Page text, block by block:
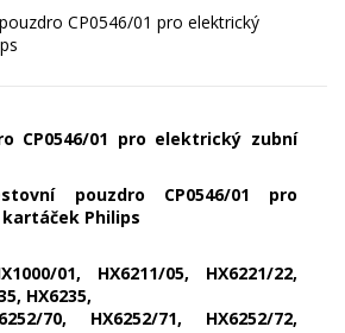
CP0546/01 pro elektrický
CP0546/01 pro elektrický zubní
pouzdro CP0546/01 pro
Philips
01, HX6211/05, HX6221/22,
HX6235,
70, HX6252/71, HX6252/72,